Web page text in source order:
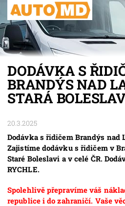
DODÁVKA S
BRANDÝS NAD
STARÁ
20.3.2025
Dodávka s řidičem Brandýs nad
Zajistíme dodávku s řidičem v
Staré Boleslavi a v celé ČR.
RYCHLE.
Spolehlivě přepravíme váš
republice i do zahraničí. Vaše